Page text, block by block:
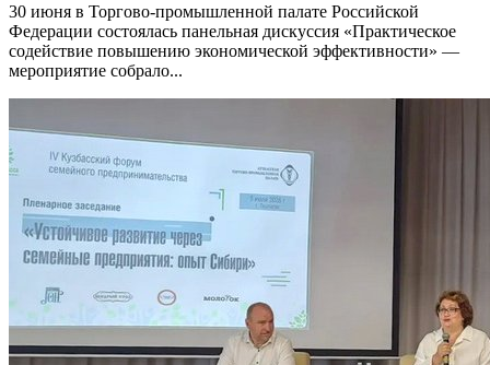
30 июня в Торгово-промышленной палате Российской
Федерации состоялась панельная дискуссия «Практическое
содействие повышению экономической эффективности» —
мероприятие собрало...